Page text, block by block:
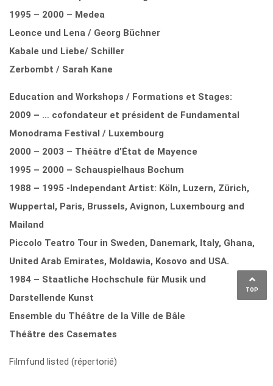
1995 – 2000 – Medea
Leonce und Lena / Georg Büchner
Kabale und Liebe/ Schiller
Zerbombt / Sarah Kane
Education and Workshops / Formations et Stages:
2009 – … cofondateur et président de Fundamental
Monodrama Festival / Luxembourg
2000 – 2003 – Théâtre d’État de Mayence
1995 – 2000 – Schauspielhaus Bochum
1988 – 1995 -Independant Artist: Köln, Luzern, Zürich,
Wuppertal, Paris, Brussels, Avignon, Luxembourg and
Mailand
Piccolo Teatro Tour in Sweden, Danemark, Italy, Ghana,
United Arab Emirates, Moldawia, Kosovo and USA.
1984 – Staatliche Hochschule für Musik und
Darstellende Kunst
Ensemble du Théâtre de la Ville de Bâle
Théâtre des Casemates
Filmfund listed (répertorié)
TOP